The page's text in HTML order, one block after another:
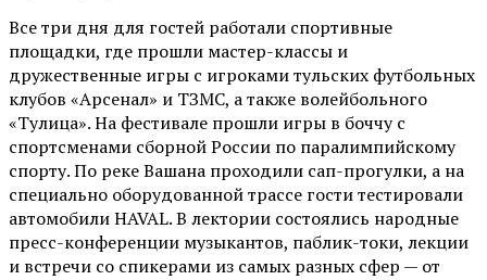
Все три дня для гостей работали спортивные
площадки, где прошли мастер-классы и
дружественные игры с игроками тульских футбольных
клубов «Арсенал» и ТЗМС, а также волейбольного
«Тулица». На фестивале прошли игры в боччу с
спортсменами сборной России по паралимпийскому
спорту. По реке Вашана проходили сап-прогулки, а на
специально оборудованной трассе гости тестировали
автомобили HAVAL. В лектории состоялись народные
пресс-конференции музыкантов, паблик-токи, лекции
и встречи со спикерами из самых разных сфер — от